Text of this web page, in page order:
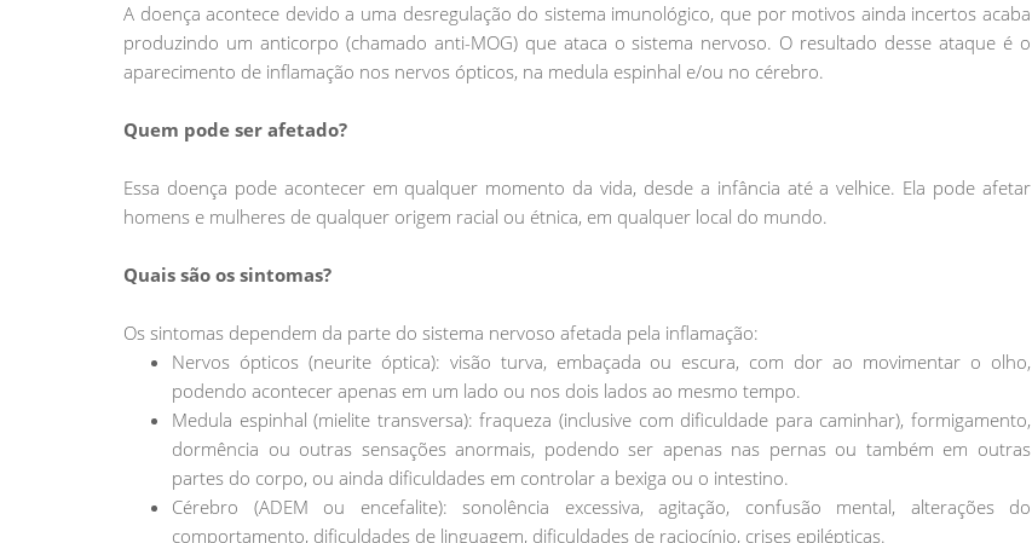
A doença acontece devido a uma desregulação do sistema imunológico, que por motivos ainda incertos acaba
produzindo um anticorpo (chamado anti-MOG) que ataca o sistema nervoso. O resultado desse ataque é o
aparecimento de inflamação nos nervos ópticos, na medula espinhal e/ou no cérebro.
Quem pode ser afetado?
Essa doença pode acontecer em qualquer momento da vida, desde a infância até a velhice. Ela pode afetar
homens e mulheres de qualquer origem racial ou étnica, em qualquer local do mundo.
Quais são os sintomas?
Os sintomas dependem da parte do sistema nervoso afetada pela inflamação:
Nervos ópticos (neurite óptica): visão turva, embaçada ou escura, com dor ao movimentar o olho,
podendo acontecer apenas em um lado ou nos dois lados ao mesmo tempo.
Medula espinhal (mielite transversa): fraqueza (inclusive com dificuldade para caminhar), formigamento,
dormência ou outras sensações anormais, podendo ser apenas nas pernas ou também em outras
partes do corpo, ou ainda dificuldades em controlar a bexiga ou o intestino.
Cérebro (ADEM ou encefalite): sonolência excessiva, agitação, confusão mental, alterações do
comportamento, dificuldades de linguagem, dificuldades de raciocínio, crises epilépticas.